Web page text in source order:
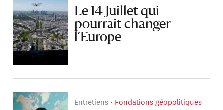
Le 14 Juillet qui
pourrait changer
l’Europe
Entretiens Fondations géopolitiques